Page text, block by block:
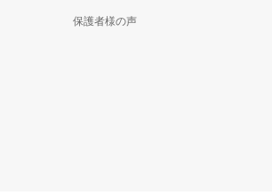
保護者様の声